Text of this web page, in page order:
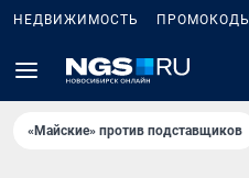
НЕДВИЖИМОСТЬ ПРОМОКОДЫ
«Майские» против подставщиков